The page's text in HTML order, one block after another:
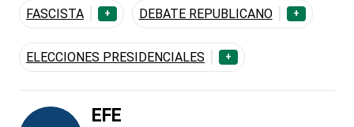
FASCISTA + DEBATE REPUBLICANO +
ELECCIONES PRESIDENCIALES +
EFE